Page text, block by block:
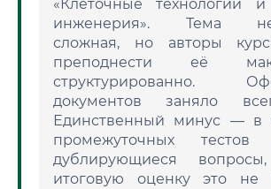
«Клеточные технологии и
инженерия». Тема
сложная, но авторы
преподнести её
структурированно.
документов заняло
Единственный минус — в
промежуточных тестов
дублирующиеся
итоговую оценку это не